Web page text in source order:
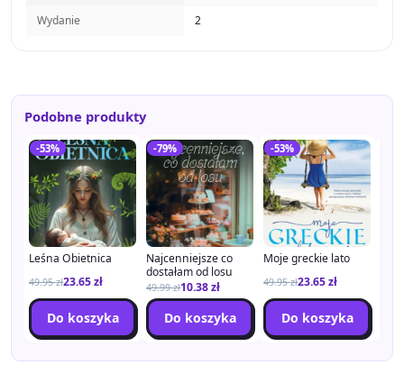
Wydanie 2
Podobne produkty
-53%
Leśna Obietnica
49.95zł23.65zł
Do koszyka
-79%
Najcenniejsze co
dostałam od losu
49.99zł10.38zł
Do koszyka
-53%
Moje greckie lato
49.95zł23.65zł
Do koszyka